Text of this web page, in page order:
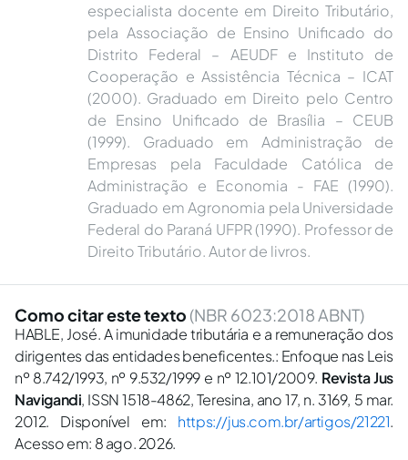
especialista docente em Direito Tributário,
pela Associação de Ensino Unificado do
Distrito Federal – AEUDF e Instituto de
Cooperação e Assistência Técnica – ICAT
(2000). Graduado em Direito pelo Centro
de Ensino Unificado de Brasília – CEUB
(1999). Graduado em Administração de
Empresas pela Faculdade Católica de
Administração e Economia - FAE (1990).
Graduado em Agronomia pela Universidade
Federal do Paraná UFPR (1990). Professor de
Direito Tributário. Autor de livros.
Como citar este texto (NBR 6023:2018 ABNT)
HABLE, José. A imunidade tributária e a remuneração dos
dirigentes das entidades beneficentes.: Enfoque nas Leis
nº 8.742/1993, nº 9.532/1999 e nº 12.101/2009. Revista Jus
Navigandi, ISSN 1518-4862, Teresina, ano 17, n. 3169, 5 mar.
2012. Disponível em: https://jus.com.br/artigos/21221.
Acesso em: 8 ago. 2026.